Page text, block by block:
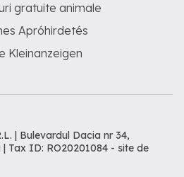
gratuite animale
Apróhirdetés
Kleinanzeigen
| Bulevardul Dacia nr 34,
Tax ID: RO20201084 - site de